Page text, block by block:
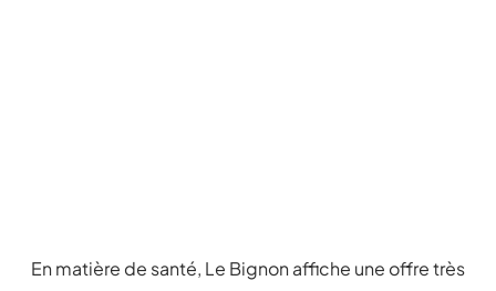
En matière de santé, Le Bignon affiche une offre très